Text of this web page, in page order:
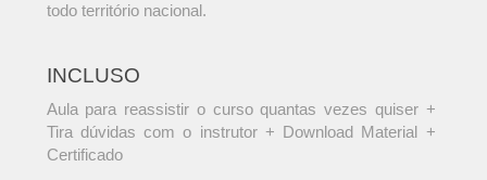
todo território nacional.
INCLUSO
Aula para reassistir o curso quantas vezes quiser +
Tira dúvidas com o instrutor + Download Material +
Certificado